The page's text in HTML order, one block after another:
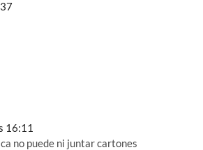
16:11
no puede ni juntar cartones